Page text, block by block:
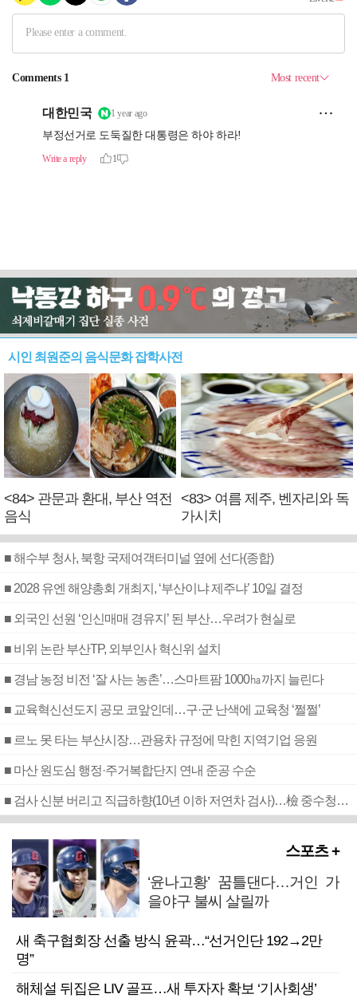
시인 최원준의 음식문화 잡학사전
<84> 관문과 환대, 부산 역전
음식
<83> 여름 제주, 벤자리와 독
가시치
■ 해수부 청사, 북항 국제여객터미널 옆에 선다(종합)
■ 2028 유엔 해양총회 개최지, ‘부산이냐 제주냐’ 10일 결정
■ 외국인 선원 ‘인신매매 경유지’ 된 부산…우려가 현실로
■ 비위 논란 부산TP, 외부인사 혁신위 설치
■ 경남 농정 비전 ‘잘 사는 농촌’…스마트팜 1000㏊까지 늘린다
■ 교육혁신선도지 공모 코앞인데…구·군 난색에 교육청 ‘쩔쩔’
■ 르노 못 타는 부산시장…관용차 규정에 막힌 지역기업 응원
■ 마산 원도심 행정·주거복합단지 연내 준공 수순
■ 검사 신분 버리고 직급하향(10년 이하 저연차 검사)…檢 중수청행 기피
스포츠 +
‘윤나고황’ 꿈틀댄다…거인 가
을야구 불씨 살릴까
새 축구협회장 선출 방식 윤곽…“선거인단 192→2만
명”
해체설 뒤집은 LIV 골프…새 투자자 확보 ‘기사회생’